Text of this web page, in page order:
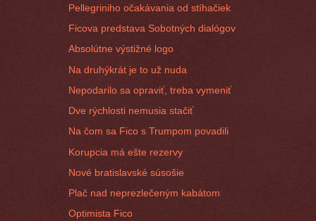
Pellegriniho očakávania od stíhačiek
Ficova predstava Sobotných dialógov
Absolútne výstižné logo
Na druhýkrát je to už nuda
Nepodarilo sa opraviť, treba vymeniť
Dve rýchlosti nemusia stačiť
Na čom sa Fico s Trumpom povadili
Korupcia má ešte rezervy
Nové bratislavské súsošie
Plač nad neprezlečeným kabátom
Optimista Fico